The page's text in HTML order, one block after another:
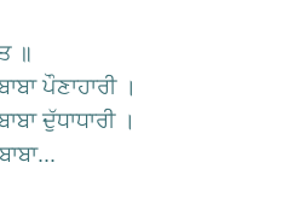
॥
ਪੌਣਾਹਾਰੀ ।
ਦੁੱਧਾਧਾਰੀ ।